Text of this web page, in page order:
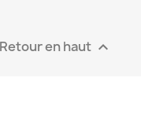
Retour en haut 